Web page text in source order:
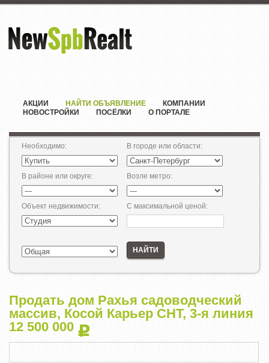
АКЦИИ НАЙТИ ОБЪЯВЛЕНИЕ
КОМПАНИИ
НОВОСТРОЙКИ
ПОСЁЛКИ О ПОРТАЛЕ
Необходимо: В городе или области:
В районе или округе: Возле метро:
Объект недвижимости: С максимальной ценой:
НАЙТИ
Продать дом Рахья садоводческий
массив, Косой Карьер СНТ, 3-я линия
12 500 000 Р